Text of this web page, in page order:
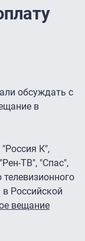
обсуждать с
в
К",
ТВ", "Спас",
Российской
вещание